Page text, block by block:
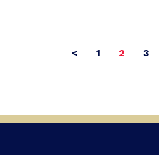
< 1 2 3